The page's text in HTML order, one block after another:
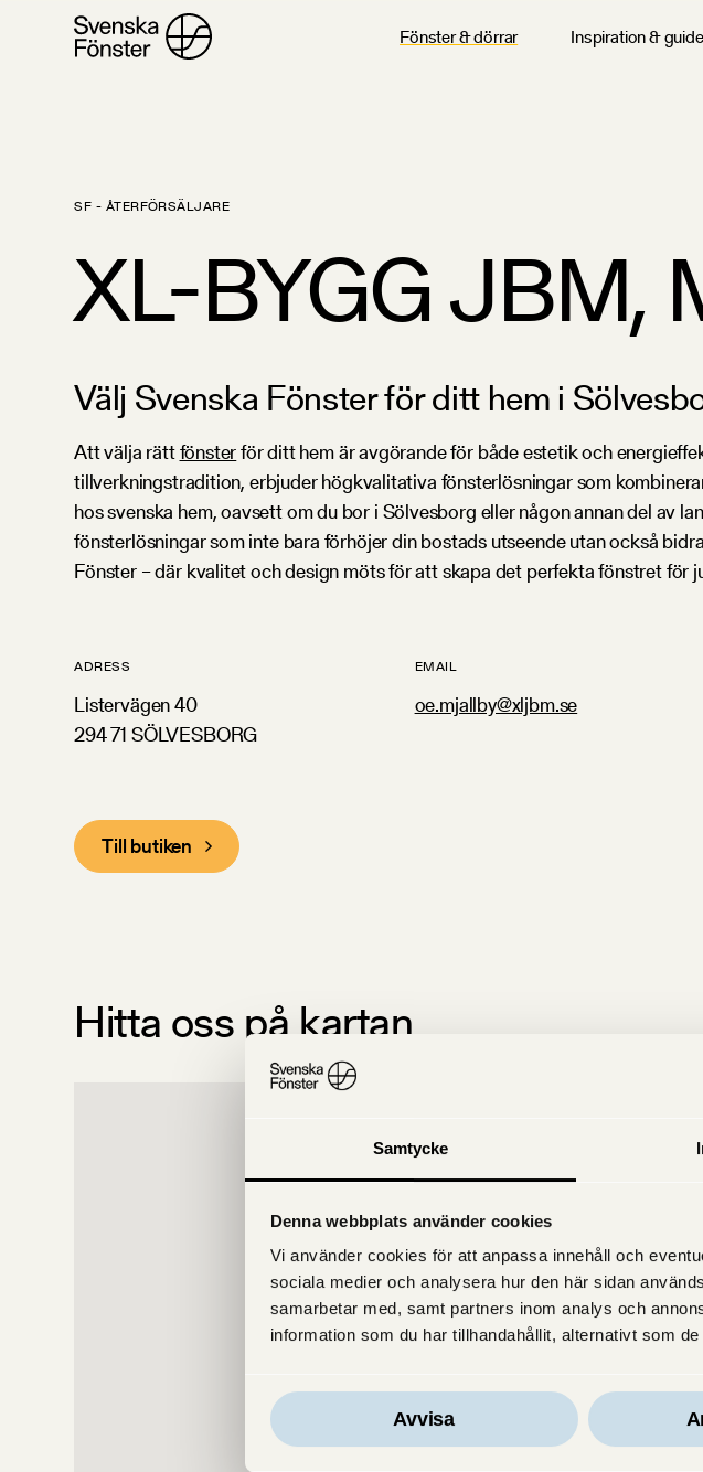
Samtycke
Denna webbplats använder cookies
Vi använder cookies för att anpassa innehåll och
sociala medier och analysera hur den här sidan
samarbetar med, samt partners inom analys och
information som du har tillhandahållit, alternativt som
Avvisa
Fönster & dörrar Inspiration &
SF - ÅTERFÖRSÄLJARE
XL-BYGG JBM,
Välj Svenska Fönster för ditt hem i
Att välja rättfönsterför ditt hem är avgörande för både estetik och
tillverkningstradition, erbjuder högkvalitativa fönsterlösningar som
hos svenska hem, oavsett om du bor i Sölvesborg eller någon annan del av
fönsterlösningar som inte bara förhöjer din bostads utseende utan också
Fönster – där kvalitet och design möts för att skapa det perfekta fönstret för
ADRESS
Listervägen 40
294 71 SÖLVESBORG
EMAIL
oe.mjallby@xljbm.se
Till butiken
Hitta oss på kartan